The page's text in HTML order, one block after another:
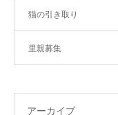
猫の引き取り
里親募集
アーカイブ